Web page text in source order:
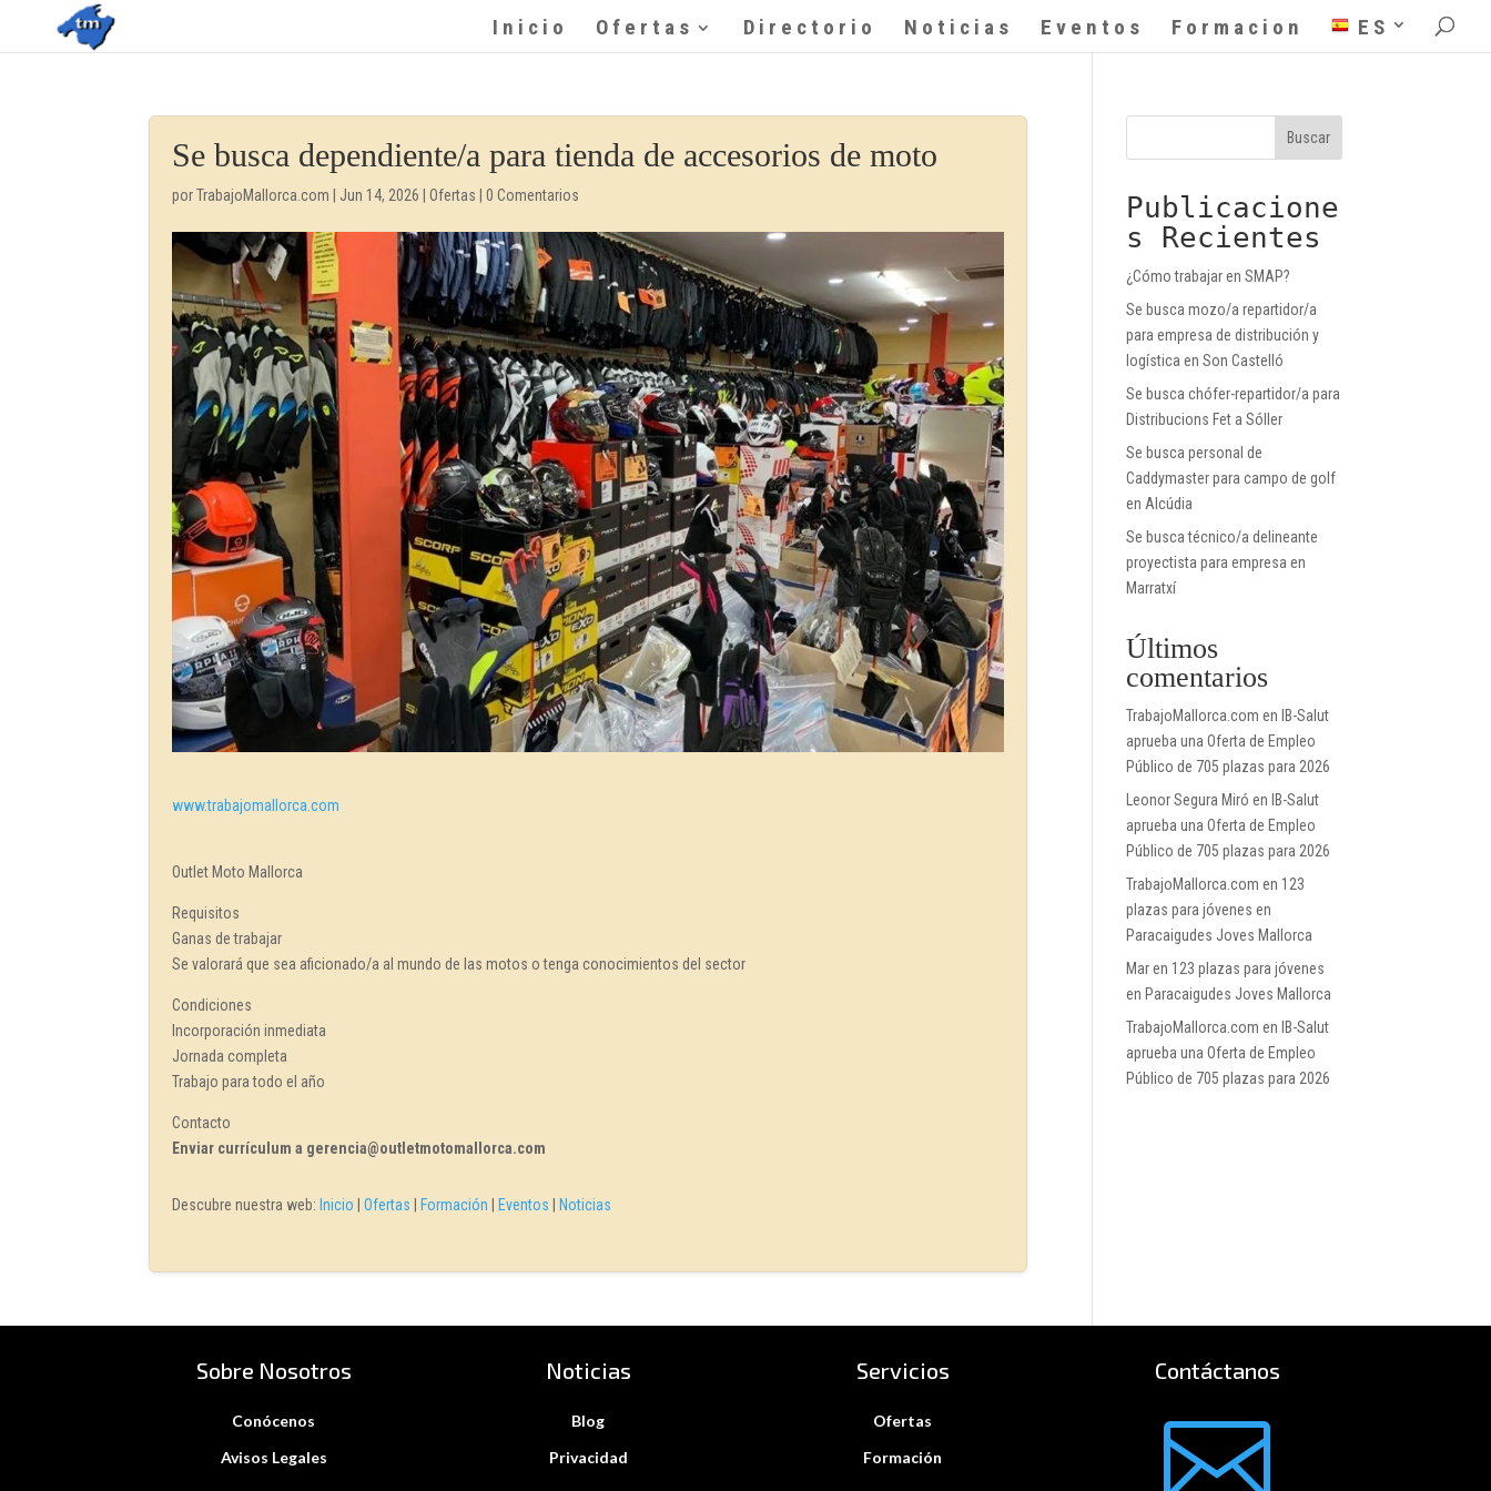
Inicio Ofertas Directorio Noticias Eventos Formacion ES
Se busca dependiente/a para tienda de accesorios de moto
porTrabajoMallorca.com Jun 14, 2026 |Ofertas |0 Comentarios
www.trabajomallorca.com
Outlet Moto Mallorca
Requisitos
Ganas de trabajar
Se valorará que sea aficionado/a al mundo de las motos o tenga conocimientos del sector
Condiciones
Incorporación inmediata
Jornada completa
Trabajo para todo el año
Contacto
Enviar currículum a gerencia@outletmotomallorca.com
Descubre nuestra web:Inicio |Ofertas |Formación |Eventos |Noticias
Buscar
Publicacione
s Recientes
¿Cómo trabajar en SMAP?
Se busca mozo/a repartidor/a
para empresa de distribución y
logística en Son Castelló
Se busca chófer-repartidor/a para
Distribucions Fet a Sóller
Se busca personal de
Caddymaster para campo de golf
en Alcúdia
Se busca técnico/a delineante
proyectista para empresa en
Marratxí
Últimos
comentarios
TrabajoMallorca.com en IB-Salut
aprueba una Oferta de Empleo
Público de 705 plazas para 2026
Leonor Segura Miró en IB-Salut
aprueba una Oferta de Empleo
Público de 705 plazas para 2026
TrabajoMallorca.com en 123
plazas para jóvenes en
Paracaigudes Joves Mallorca
Maren 123 plazas para jóvenes
en Paracaigudes Joves Mallorca
TrabajoMallorca.com en IB-Salut
aprueba una Oferta de Empleo
Público de 705 plazas para 2026
Sobre Nosotros
Conócenos
Avisos Legales
Noticias
Blog
Privacidad
Servicios
Ofertas
Formación
Contáctanos
